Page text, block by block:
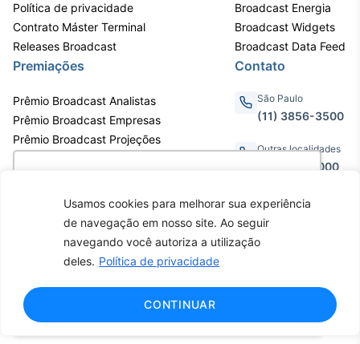
como você interage em nosso site e
personalizar conteúdo. Ao utilizar este site, você
concorda com o uso de cookies.
Ok, entendi!
Usamos cookies para melhorar sua experiência
de navegação em nosso site. Ao seguir
navegando você autoriza a utilização
deles. Política de privacidade
CONTINUAR
Política de privacidade
Contrato Máster Terminal
Releases Broadcast
Broadcast Energia
Broadcast Widgets
Broadcast Data Feed
Premiações
Prêmio Broadcast Analistas
Prêmio Broadcast Empresas
Prêmio Broadcast Projeções
Contato
São Paulo
(11) 3856-3500
Outras localidades
0800.011.3000
Av. Eng. Caetano Álvares, 55 - 3º e
6º andar, Bairro do Limão, São
Paulo / SP, CEP 02598-900 -
direitos reservados ao Broadcast |
Agência Estado.